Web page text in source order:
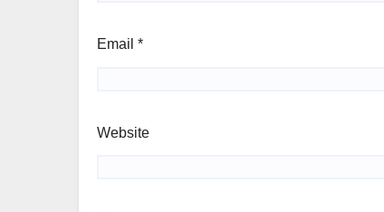
Email *
Website